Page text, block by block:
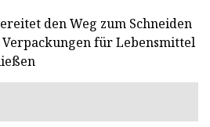
den Weg zum Schneiden
für Lebensmittel